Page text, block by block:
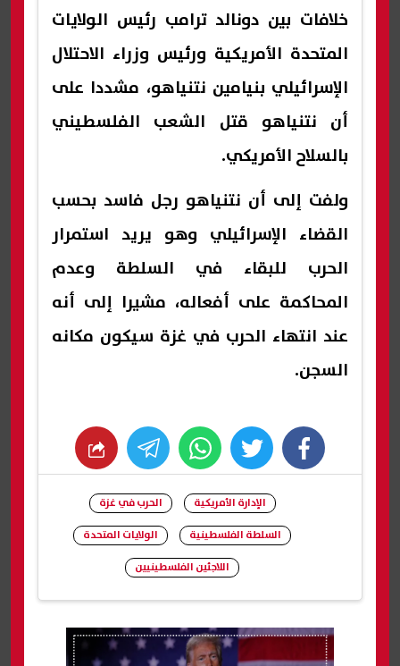
خلافات بين دونالد ترامب رئيس الولايات
المتحدة الأمريكية ورئيس وزراء الاحتلال
الإسرائيلي بنيامين نتنياهو، مشددا على
أن نتنياهو قتل الشعب الفلسطيني
بالسلاح الأمريكي.
ولفت إلى أن نتنياهو رجل فاسد بحسب
القضاء الإسرائيلي وهو يريد استمرار
الحرب للبقاء في السلطة وعدم
المحاكمة على أفعاله، مشيرا إلى أنه
عند انتهاء الحرب في غزة سيكون مكانه
السجن.
facebook
twitter
whats
الإدارة الأمريكية
الحرب في غزة
السلطة الفلسطينية
الولايات المتحدة
اللاجئين الفلسطينيين